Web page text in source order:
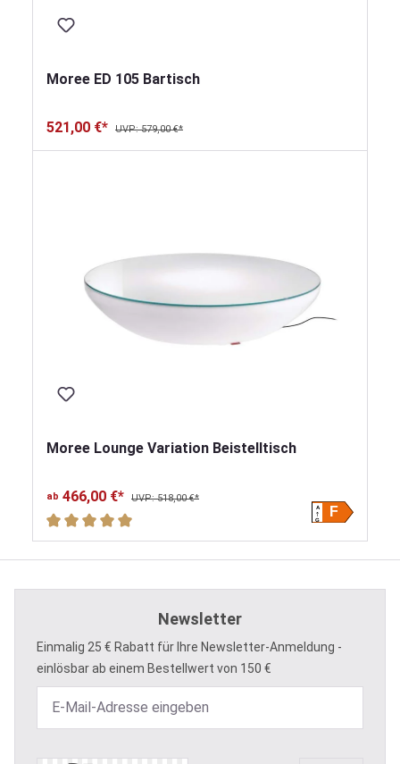
Moree ED 105 Bartisch
521,00 €* UVP: 579,00 €*
Moree Lounge Variation Beistelltisch
ab 466,00 €* UVP: 518,00 €*
F
A
G
Durchschnittliche Bewertung von 5 von 5 Sternen
Newsletter
Einmalig 25 € Rabatt für Ihre Newsletter-Anmeldung -
einlösbar ab einem Bestellwert von 150 €